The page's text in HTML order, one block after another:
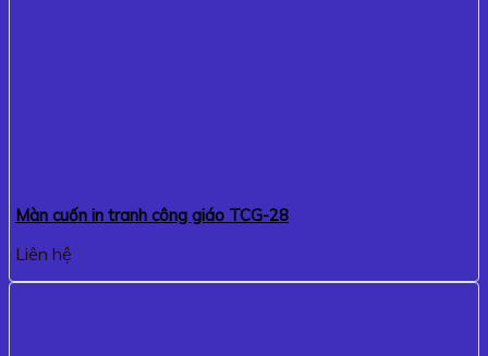
Màn cuốn in tranh công giáo TCG-28
Liên hệ